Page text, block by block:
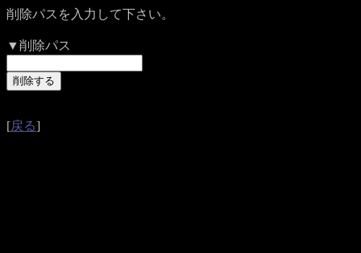
削除パスを入力して下さい。
▼削除パス
[戻る]